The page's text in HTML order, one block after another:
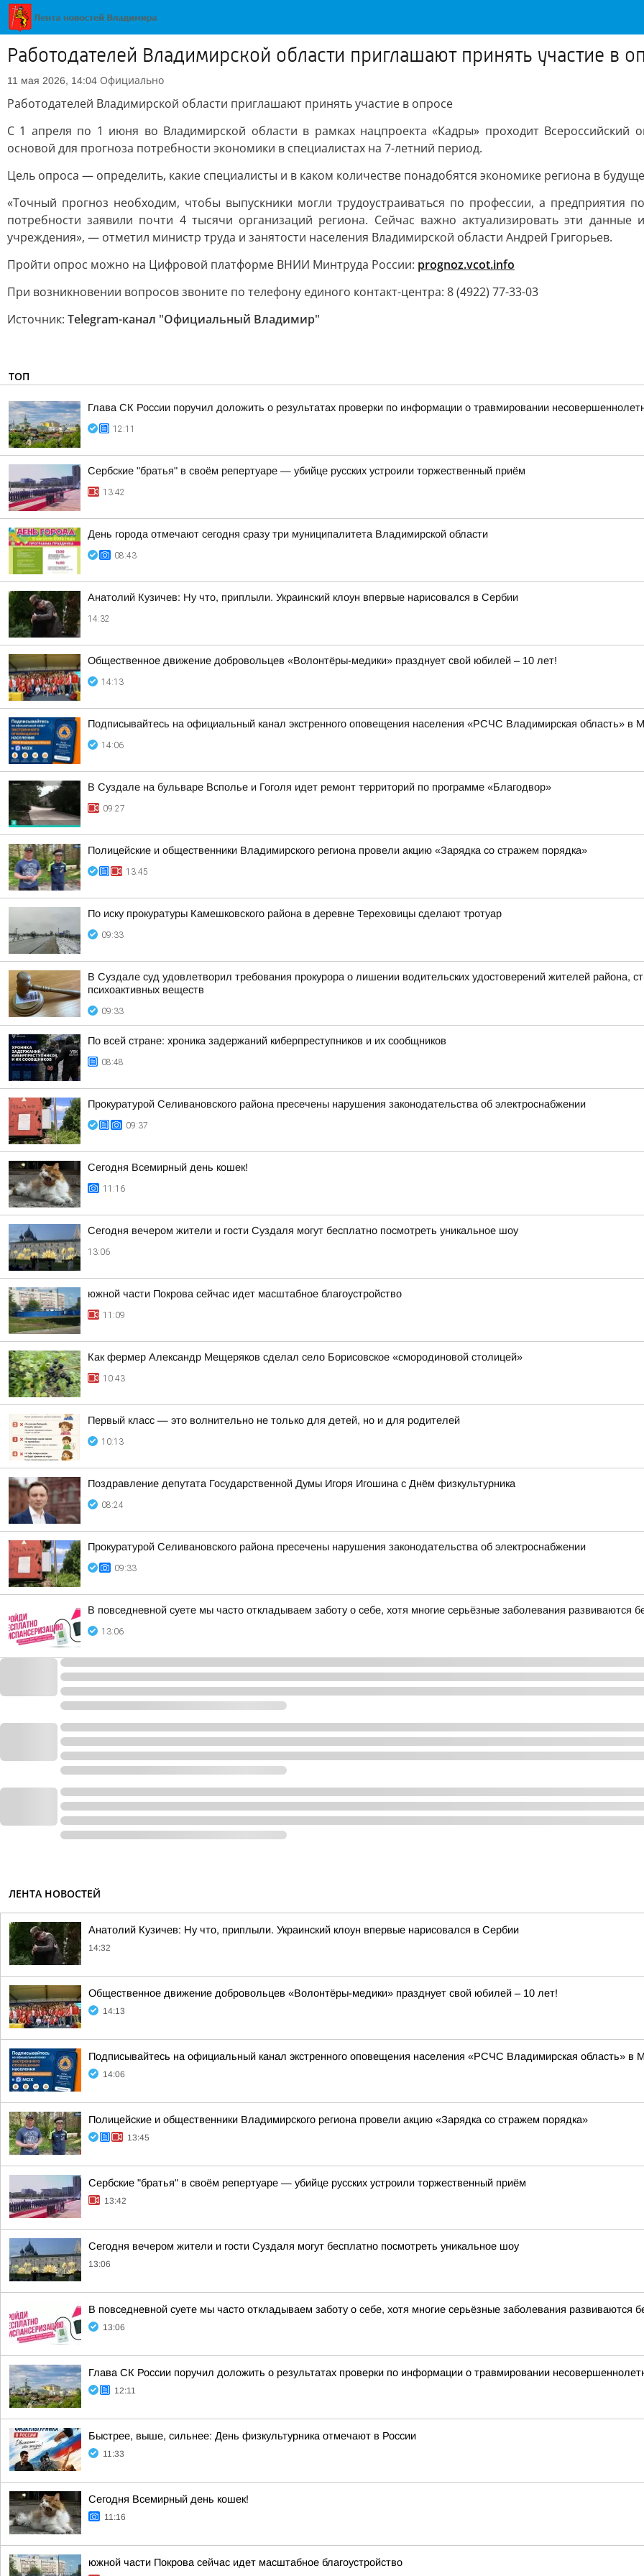
Работодателей Владимирской области приглашают принять участие в
11 мая 2026, 14:04 Официально
Работодателей Владимирской области приглашают принять участие в опросе
С 1 апреля по 1 июня во Владимирской области в рамках нацпроекта «Кадры» проходит Всероссийский
основой для прогноза потребности экономики в специалистах на 7-летний период.
Цель опроса — определить, какие специалисты и в каком количестве понадобятся экономике региона в
«Точный прогноз необходим, чтобы выпускники могли трудоустраиваться по профессии, а предприятия
потребности заявили почти 4 тысячи организаций региона. Сейчас важно актуализировать эти
учреждения», — отметил министр труда и занятости населения Владимирской области Андрей Григорьев.
Пройти опрос можно на Цифровой платформе ВНИИ Минтруда России: prognoz.vcot.info
При возникновении вопросов звоните по телефону единого контакт-центра: 8 (4922) 77-33-03
Источник: Telegram-канал "Официальный Владимир"
ТОП
Глава СК России поручил доложить о результатах проверки по информации о травмировании
12:11
Сербские "братья" в своём репертуаре — убийце русских устроили торжественный приём
13:42
День города отмечают сегодня сразу три муниципалитета Владимирской области
08:43
Анатолий Кузичев: Ну что, приплыли. Украинский клоун впервые нарисовался в Сербии
14:32
Общественное движение добровольцев «Волонтёры-медики» празднует свой юбилей – 10 лет!
14:13
Подписывайтесь на официальный канал экстренного оповещения населения «РСЧС Владимирская область» в
14:06
В Суздале на бульваре Всполье и Гоголя идет ремонт территорий по программе «Благодвор»
09:27
Полицейские и общественники Владимирского региона провели акцию «Зарядка со стражем порядка»
13:45
По иску прокуратуры Камешковского района в деревне Тереховицы сделают тротуар
09:33
В Суздале суд удовлетворил требования прокурора о лишении водительских удостоверений жителей района,
психоактивных веществ
09:33
По всей стране: хроника задержаний киберпреступников и их сообщников
08:48
Прокуратурой Селивановского района пресечены нарушения законодательства об электроснабжении
09:37
Сегодня Всемирный день кошек!
11:16
Сегодня вечером жители и гости Суздаля могут бесплатно посмотреть уникальное шоу
13:06
южной части Покрова сейчас идет масштабное благоустройство
11:09
Как фермер Александр Мещеряков сделал село Борисовское «смородиновой столицей»
10:43
Первый класс — это волнительно не только для детей, но и для родителей
10:13
Поздравление депутата Государственной Думы Игоря Игошина с Днём физкультурника
08:24
Прокуратурой Селивановского района пресечены нарушения законодательства об электроснабжении
09:33
В повседневной суете мы часто откладываем заботу о себе, хотя многие серьёзные заболевания развиваются
13:06
ЛЕНТА НОВОСТЕЙ
Анатолий Кузичев: Ну что, приплыли. Украинский клоун впервые нарисовался в Сербии
14:32
Общественное движение добровольцев «Волонтёры-медики» празднует свой юбилей – 10 лет!
14:13
Подписывайтесь на официальный канал экстренного оповещения населения «РСЧС Владимирская область» в
14:06
Полицейские и общественники Владимирского региона провели акцию «Зарядка со стражем порядка»
13:45
Сербские "братья" в своём репертуаре — убийце русских устроили торжественный приём
13:42
Сегодня вечером жители и гости Суздаля могут бесплатно посмотреть уникальное шоу
13:06
В повседневной суете мы часто откладываем заботу о себе, хотя многие серьёзные заболевания развиваются
13:06
Глава СК России поручил доложить о результатах проверки по информации о травмировании
12:11
Быстрее, выше, сильнее: День физкультурника отмечают в России
11:33
Сегодня Всемирный день кошек!
11:16
южной части Покрова сейчас идет масштабное благоустройство